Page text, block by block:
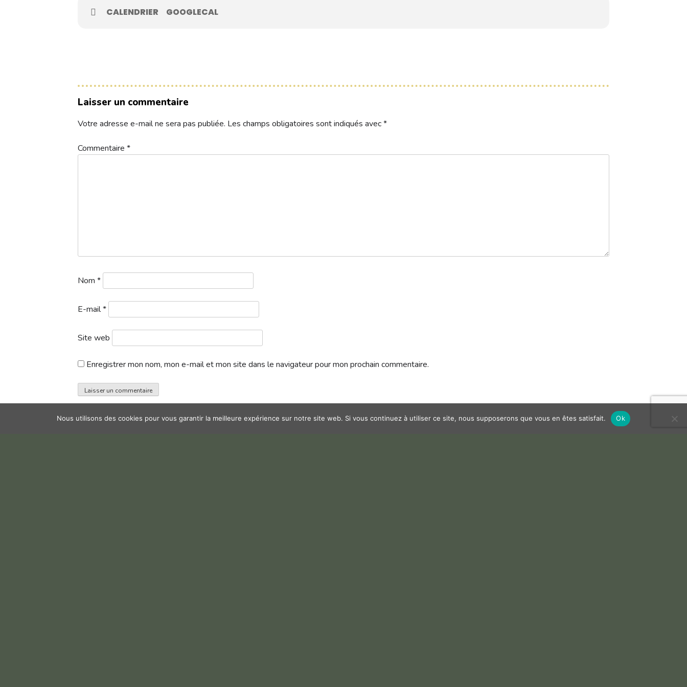
CALENDRIER GOOGLECAL
Laisser un commentaire
Votre adresse e-mail ne sera pas publiée. Les champs obligatoires sont indiqués avec*
Commentaire *
Nom *
E-mail*
Site web
Enregistrer mon nom, mon e-mail et mon site dans le navigateur pour mon prochain commentaire.
Nous utilisons des cookies pour vous garantir la meilleure expérience sur notre site web. Si vous continuez à utiliser ce site, nous supposerons que vous en êtes satisfait. Ok
Compétitions à venir
Résultats de compétitions & actualités
Séminaire & restauration